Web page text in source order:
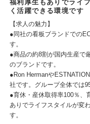
福利厚生もありでライ
く活躍できる環境です
【求人の魅力】
●同社の看板ブランドでの
す。
●商品の約8割が国内生産で
のブランドです。
●Ron Hermanや
社です。グループ全体では
●育休・産休取得率100％、
ありでライフスタイルが変
す。